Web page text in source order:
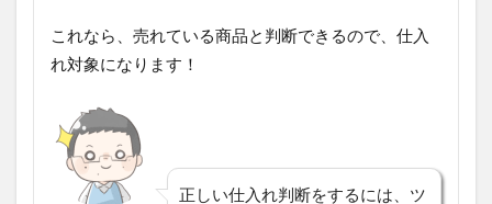
これなら、売れている商品と判断できるので、仕入
れ対象になります！
正しい仕入れ判断をするには、ツ